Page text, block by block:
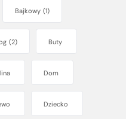
Bajkowy (1)
(2) Buty
Dom
Dziecko